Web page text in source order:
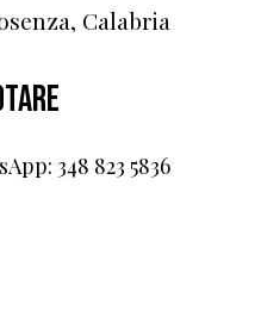
Calabria
348 823 5836